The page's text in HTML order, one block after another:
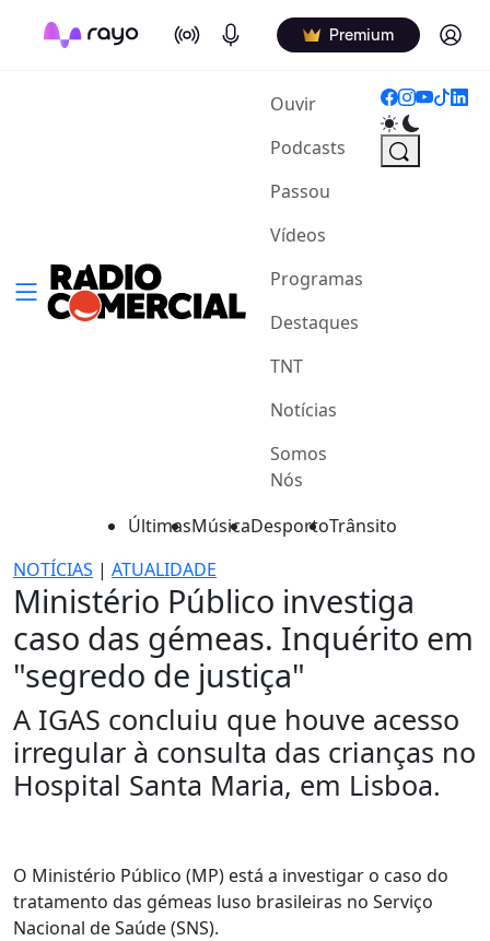
On Air Podcasts Premium Log in
Ouvir(current)
Podcasts
Passou
Vídeos
Programas
Destaques
TNT
Notícias
Somos
Nós
ÚltimasMúsicaDesportoTrânsito
NOTÍCIAS | ATUALIDADE
Ministério Público investiga
caso das gémeas. Inquérito em
"segredo de justiça"
A IGAS concluiu que houve acesso
irregular à consulta das crianças no
Hospital Santa Maria, em Lisboa.
O Ministério Público (MP) está a investigar o caso do
tratamento das gémeas luso brasileiras no Serviço
Nacional de Saúde (SNS).